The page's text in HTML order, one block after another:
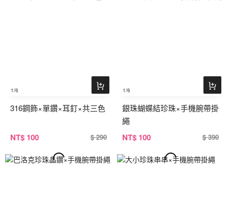
1/6
316鋼飾×單鑽×耳釘×共三色
NT$ 100 $ 290
1/6
銀珠蝴蝶結珍珠×手機腕帶掛
繩
NT$ 100 $ 390